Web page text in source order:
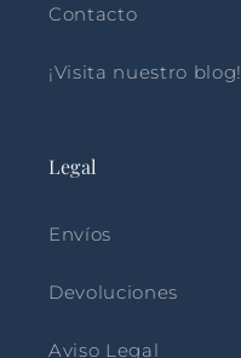
Contacto
¡Visita nuestro blog!
Legal
Envíos
Devoluciones
Aviso Legal